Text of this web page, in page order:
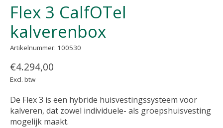
Flex 3 CalfOTel
kalverenbox
Artikelnummer: 100530
€4.294,00
Excl. btw
De Flex 3 is een hybride huisvestingssysteem voor
kalveren, dat zowel individuele- als groepshuisvesting
mogelijk maakt.